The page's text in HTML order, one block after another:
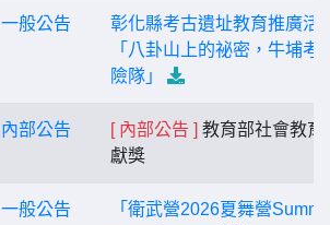
一般公告
彰化縣考古遺址教育推廣活
「八卦山上的祕密，牛埔考
險隊」
內部公告 [ 內部公告 ] 教育部社會教育
獻獎
一般公告
「衛武營2026夏舞營